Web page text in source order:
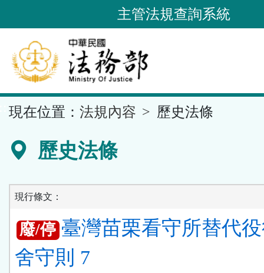
到
要
內
容
區
主管法規查詢系統
現在位置： 法規內容 歷史法條
歷史法條
現行條文：
廢/停 臺灣苗栗看守所替代
舍守則 7